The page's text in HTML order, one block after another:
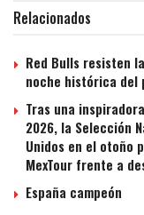
Relacionados
Red Bulls resisten
noche histórica del
Tras una
2026, la Selección
Unidos en el otoño
MexTour frente a
España campeón